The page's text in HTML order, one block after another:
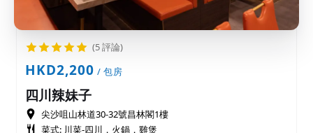
(5 評論)
HKD2,200 / 包房
四川辣妹子
尖沙咀山林道30-32號昌林閣1樓
菜式: 川菜-四川，火鍋，雞煲